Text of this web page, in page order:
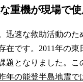
重機が現場で
迅速な救助活動のた
です。2011年の
題となりました。こ
年の能登半島地震で